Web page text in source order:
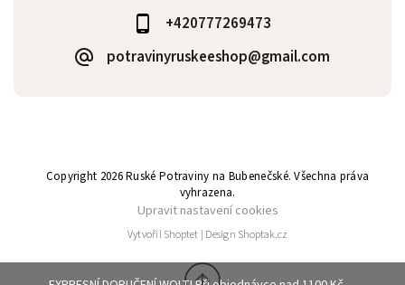
+420777269473
potravinyruskeeshop@gmail.com
Copyright 2026Ruské Potraviny na Bubenečské. Všechna práva
vyhrazena.
Upravit nastavení cookies
VytvořilShoptet | Design Shoptak.cz